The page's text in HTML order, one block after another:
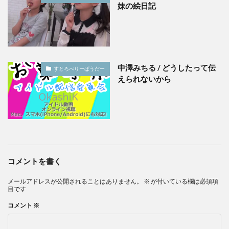
妹の絵日記
すとろべりーぱうだー
中澤みちる / どうしたって伝
えられないから
コメントを書く
メールアドレスが公開されることはありません。 ※ が付いている欄は必須項
目です
コメント ※